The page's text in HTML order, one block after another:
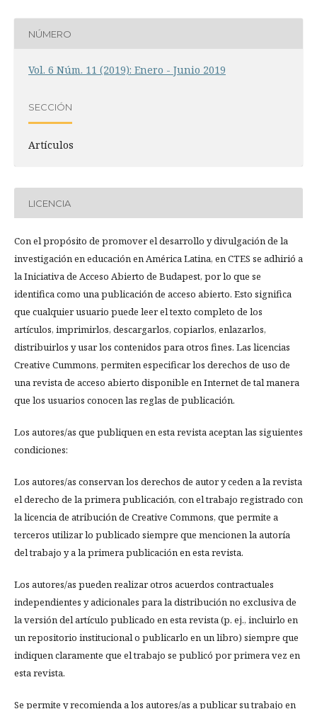
NÚMERO
Vol. 6 Núm. 11 (2019): Enero - Junio 2019
SECCIÓN
Artículos
LICENCIA
Con el propósito de promover el desarrollo y divulgación de la
investigación en educación en América Latina, en CTES se adhirió a
la Iniciativa de Acceso Abierto de Budapest, por lo que se
identifica como una publicación de acceso abierto. Esto significa
que cualquier usuario puede leer el texto completo de los
artículos, imprimirlos, descargarlos, copiarlos, enlazarlos,
distribuirlos y usar los contenidos para otros fines. Las licencias
Creative Cummons, permiten especificar los derechos de uso de
una revista de acceso abierto disponible en Internet de tal manera
que los usuarios conocen las reglas de publicación.
Los autores/as que publiquen en esta revista aceptan las siguientes
condiciones:
Los autores/as conservan los derechos de autor y ceden a la revista
el derecho de la primera publicación, con el trabajo registrado con
la licencia de atribución de Creative Commons, que permite a
terceros utilizar lo publicado siempre que mencionen la autoría
del trabajo y a la primera publicación en esta revista.
Los autores/as pueden realizar otros acuerdos contractuales
independientes y adicionales para la distribución no exclusiva de
la versión del artículo publicado en esta revista (p. ej., incluirlo en
un repositorio institucional o publicarlo en un libro) siempre que
indiquen claramente que el trabajo se publicó por primera vez en
esta revista.
Se permite y recomienda a los autores/as a publicar su trabajo en